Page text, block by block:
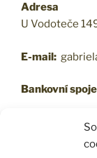
Adresa
U Vodoteče
E-mail:
Bankovní